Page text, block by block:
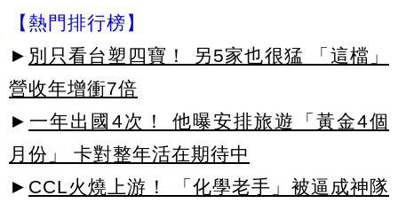
【熱門排行榜】
► 別只看台塑四寶！ 另5家也很猛 「這檔」
營收年增衝7倍
► 一年出國4次！ 他曝安排旅遊「黃金4個
月份」 卡對整年活在期待中
► CCL火燒上游！ 「化學老手」被逼成神隊